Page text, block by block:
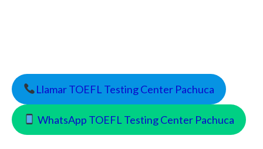
Llamar TOEFL Testing Center Pachuca
WhatsApp TOEFL Testing Center Pachuca